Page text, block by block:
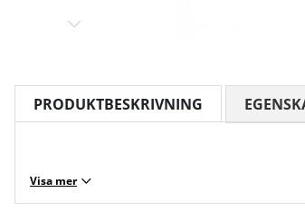
PRODUKTBESKRIVNING
Visa mer